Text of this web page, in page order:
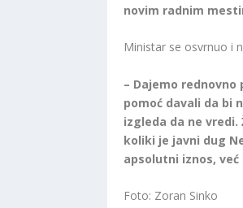
novim radnim
Ministar se osvrnuo i
– Dajemo
pomoć davali da bi
izgleda da ne
koliki je javni dug
apsolutni iznos, već
Foto: Zoran Sinko